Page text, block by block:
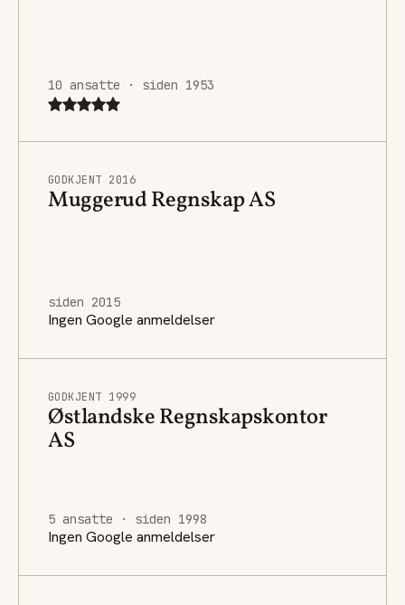
10 ansatte · siden 1953
GODKJENT 2016
Muggerud Regnskap AS
siden 2015
Ingen Google anmeldelser
GODKJENT 1999
Østlandske Regnskapskontor
AS
5 ansatte · siden 1998
Ingen Google anmeldelser